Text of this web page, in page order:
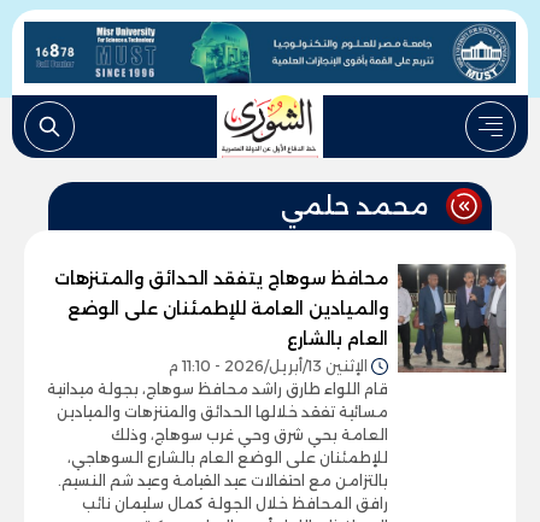
محمد حلمي
محافظ سوهاج يتفقد الحدائق والمتنزهات
والميادين العامة للإطمئنان على الوضع
العام بالشارع
الإثنين 13/أبريل/2026 - 11:10 م
قام اللواء طارق راشد محافظ سوهاج، بجولة ميدانية
مسائية تفقد خلالها الحدائق والمتنزهات والميادين
العامة بحي شرق وحي غرب سوهاج، وذلك
للإطمئنان على الوضع العام بالشارع السوهاجي،
بالتزامن مع احتفالات عيد القيامة وعيد شم النسيم.
رافق المحافظ خلال الجولة كمال سليمان نائب